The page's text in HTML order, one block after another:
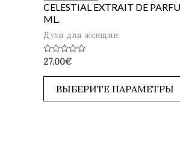
CELESTIAL EXTRAIT DE
ML.
Духи для женщин
Оценка
из
27.00€
ВЫБЕРИТЕ ПАРАМЕТРЫ